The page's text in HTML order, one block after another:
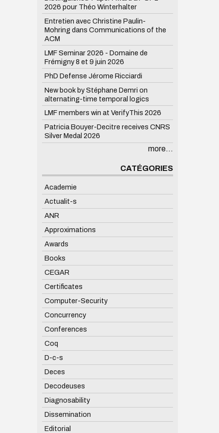
2026 pour Théo Winterhalter
Entretien avec Christine Paulin-
Mohring dans Communications of the
ACM
LMF Seminar 2026 - Domaine de
Frémigny 8 et 9 juin 2026
PhD Defense Jérome Ricciardi
New book by Stéphane Demri on
alternating-time temporal logics
LMF members win at VerifyThis 2026
Patricia Bouyer-Decitre receives CNRS
Silver Medal 2026
more...
CATÉGORIES
Academie
Actualit-s
ANR
Approximations
Awards
Books
CEGAR
Certificates
Computer-Security
Concurrency
Conferences
Coq
D-c-s
Deces
Decodeuses
Diagnosability
Dissemination
Editorial